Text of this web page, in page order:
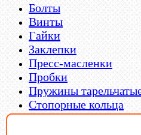
Болты
Винты
Гайки
Заклепки
Пресс-масленки
Пробки
Пружины
Стопорные кольца
Такелаж